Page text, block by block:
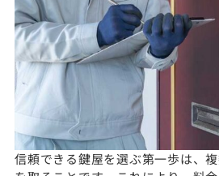
信頼できる鍵屋を選ぶ第一歩は、